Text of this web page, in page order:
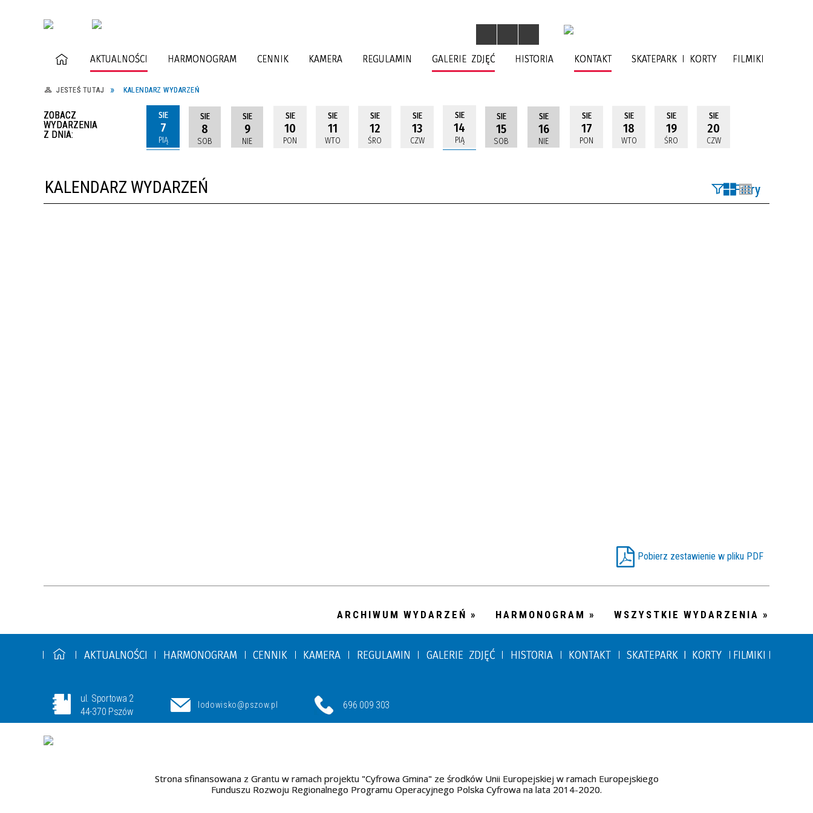
AKTUALNOŚCI HARMONOGRAM CENNIK KAMERA REGULAMIN GALERIE ZDJĘĆ HISTORIA KONTAKT SKATEPARK I KORTY FILMIKI
JESTEŚ TUTAJ KALENDARZ WYDARZEŃ
ZOBACZ
WYDARZENIA
Z DNIA:
SIE
7
PIĄ
SIE
8
SOB
SIE
9
NIE
SIE
10
PON
SIE
11
WTO
SIE
12
ŚRO
SIE
13
CZW
SIE
14
PIĄ
SIE
15
SOB
SIE
16
NIE
SIE
17
PON
SIE
18
WTO
SIE
19
ŚRO
SIE
20
CZW
KALENDARZ WYDARZEŃ Filtry
Pobierz zestawienie w pliku PDF
WSZYSTKIE WYDARZENIA
HARMONOGRAM
ARCHIWUM WYDARZEŃ
AKTUALNOŚCI HARMONOGRAM CENNIK KAMERA REGULAMIN GALERIE ZDJĘĆ HISTORIA KONTAKT SKATEPARK I KORTY FILMIKI
ul. Sportowa 2
44-370 Pszów
lodowisko@pszow.pl 696 009 303
Strona sfinansowana z Grantu w ramach projektu "Cyfrowa Gmina" ze środków Unii Europejskiej w ramach Europejskiego
Funduszu Rozwoju Regionalnego Programu Operacyjnego Polska Cyfrowa na lata 2014-2020.